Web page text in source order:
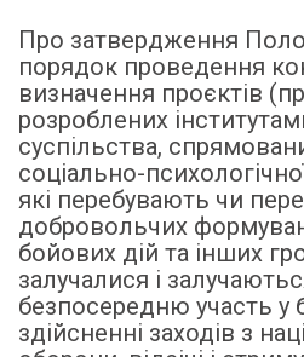
Про затвердження
порядок проведення
визначення проєктів
розроблених
суспільства,
соціально-психологічної
які перебувають чи
добровольчих
бойових дій та інших
залучалися і
безпосередню участь у
здійсненні заходів з